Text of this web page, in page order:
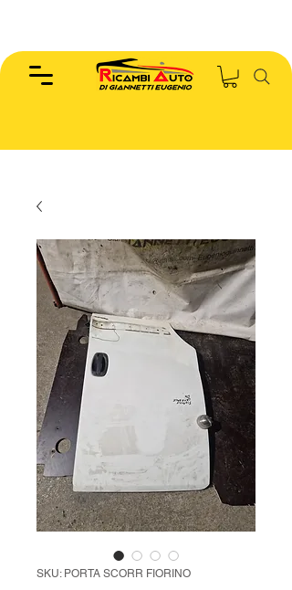
SKU: PORTA SCORR FIORINO